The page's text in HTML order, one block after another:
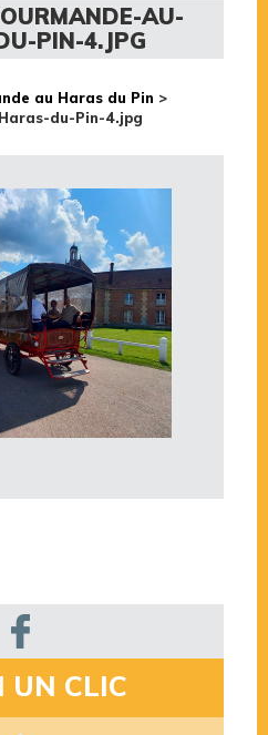
AU-
PIN-4.JPG
au Haras du Pin >
du-Pin-4.jpg
UN CLIC